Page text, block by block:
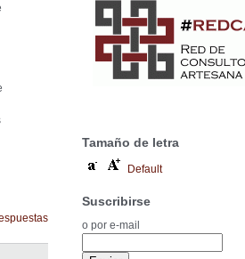
Tamaño de letra
Default
Suscribirse
o por e-mail